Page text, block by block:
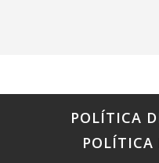
POLÍTICA
POLÍTICA